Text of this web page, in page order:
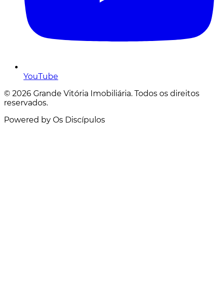
YouTube
© 2026 Grande Vitória Imobiliária. Todos os direitos
reservados.
Powered by Os Discípulos